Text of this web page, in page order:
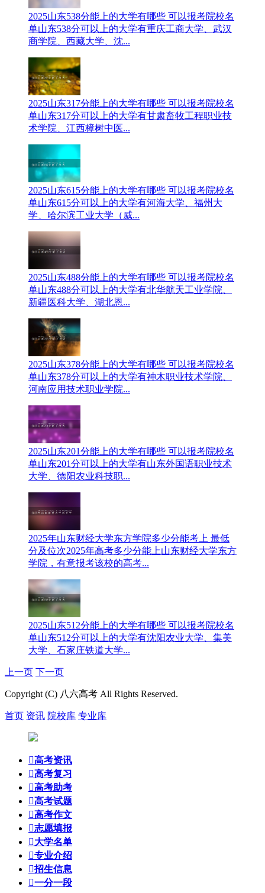
2025山东538分能上的大学有哪些 可以报考院校名
单山东538分可以上的大学有重庆工商大学、武汉
商学院、西藏大学、沈...
2025山东317分能上的大学有哪些 可以报考院校名
单山东317分可以上的大学有甘肃畜牧工程职业技
术学院、江西樟树中医...
2025山东615分能上的大学有哪些 可以报考院校名
单山东615分可以上的大学有河海大学、福州大
学、哈尔滨工业大学（威...
2025山东488分能上的大学有哪些 可以报考院校名
单山东488分可以上的大学有北华航天工业学院、
新疆医科大学、湖北恩...
2025山东378分能上的大学有哪些 可以报考院校名
单山东378分可以上的大学有神木职业技术学院、
河南应用技术职业学院...
2025山东201分能上的大学有哪些 可以报考院校名
单山东201分可以上的大学有山东外国语职业技术
大学、德阳农业科技职...
2025年山东财经大学东方学院多少分能考上 最低
分及位次2025年高考多少分能上山东财经大学东方
学院，有意报考该校的高考...
2025山东512分能上的大学有哪些 可以报考院校名
单山东512分可以上的大学有沈阳农业大学、集美
大学、石家庄铁道大学...
上一页 下一页
Copyright (C) 八六高考 All Rights Reserved.
首页 资讯 院校库 专业库
高考资讯
高考复习
高考助考
高考试题
高考作文
志愿填报
大学名单
专业介绍
招生信息
一分一段